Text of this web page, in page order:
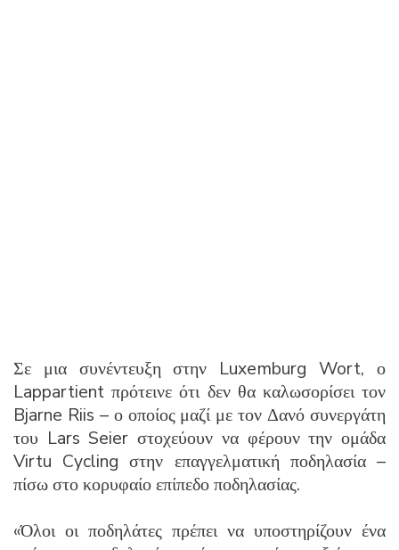
Σε μια συνέντευξη στην Luxemburg Wort, ο
Lappartient πρότεινε ότι δεν θα καλωσορίσει τον
Bjarne Riis – ο οποίος μαζί με τον Δανό συνεργάτη
του Lars Seier στοχεύουν να φέρουν την ομάδα
Virtu Cycling στην επαγγελματική ποδηλασία –
πίσω στο κορυφαίο επίπεδο ποδηλασίας.
«Όλοι οι ποδηλάτες πρέπει να υποστηρίζουν ένα